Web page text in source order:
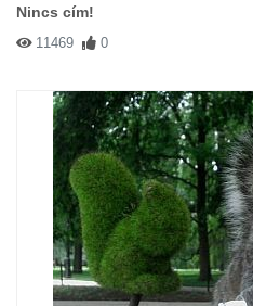
Nincs cím!
11469 0